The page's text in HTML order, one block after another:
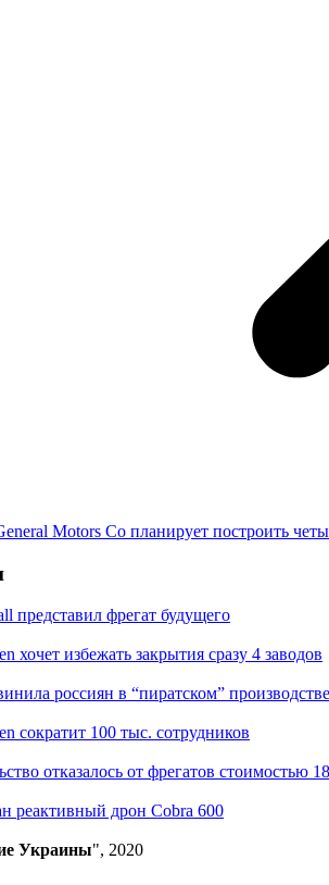
Motors Co планирует построить
представил фрегат будущего
хочет избежать закрытия сразу 4 заводов
россиян в “пиратском”
сократит 100 тыс. сотрудников
отказалось от фрегатов стоимостью
реактивный дрон Cobra 600
Украины", 2020